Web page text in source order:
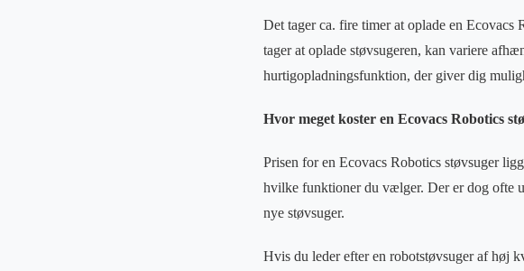
Det tager ca. fire timer at oplade en
tager at oplade støvsugeren, kan variere
hurtigopladningsfunktion, der giver dig
Hvor meget koster en Ecovacs Robotics
Prisen for en Ecovacs Robotics støvsuger
hvilke funktioner du vælger. Der er dog ofte
nye støvsuger.
Hvis du leder efter en robotstøvsuger af høj